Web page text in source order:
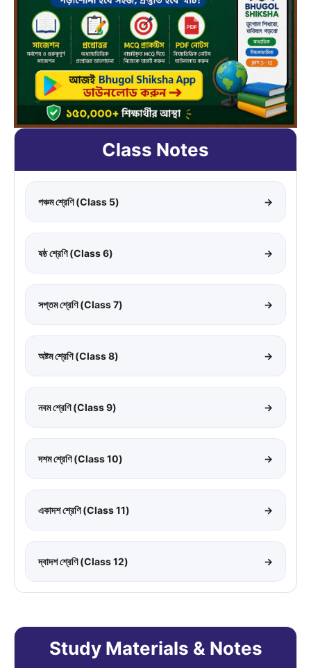
Class Notes
পঞ্চম শ্রেণি (Class 5) →
ষষ্ঠ শ্রেণি (Class 6) →
সপ্তম শ্রেণি (Class 7) →
অষ্টম শ্রেণি (Class 8) →
নবম শ্রেণি (Class 9) →
দশম শ্রেণি (Class 10) →
একাদশ শ্রেণি (Class 11) →
দ্বাদশ শ্রেণি (Class 12) →
Study Materials & Notes